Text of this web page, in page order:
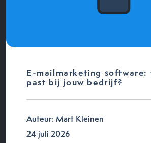
E-mailmarketing software:
past bij jouw bedrijf?
Auteur: Mart Kleinen
24 juli 2026